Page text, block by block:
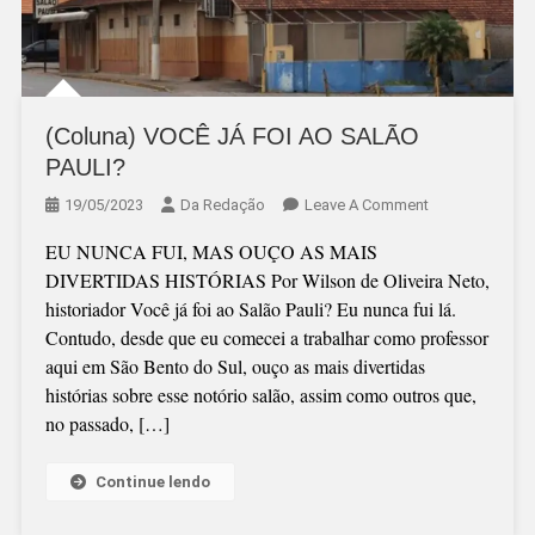
(Coluna) VOCÊ JÁ FOI AO SALÃO
PAULI?
19/05/2023 Da Redação Leave A CommentOn
JÁ
FOI
AO
PAULI?
EU NUNCA FUI, MAS OUÇO AS MAIS
DIVERTIDAS HISTÓRIAS Por Wilson de Oliveira Neto,
historiador Você já foi ao Salão Pauli? Eu nunca fui lá.
Contudo, desde que eu comecei a trabalhar como professor
aqui em São Bento do Sul, ouço as mais divertidas
histórias sobre esse notório salão, assim como outros que,
no passado, […]
Continue lendo